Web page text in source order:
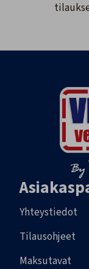
Yhteystiedot
Tilausohjeet
Maksutavat